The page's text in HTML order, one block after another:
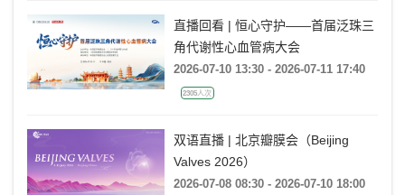
直播回看 | 恒心守护——首届泛珠三
角代谢性心血管病大会
2026-07-10 13:30 - 2026-07-11 17:40
双语直播 | 北京瓣膜会（Beijing
Valves 2026）